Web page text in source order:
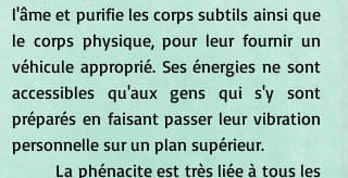
l'âme et purifie les corps subtils ainsi que
le corps physique, pour leur fournir un
véhicule approprié. Ses énergies ne sont
accessibles qu'aux gens qui s'y sont
préparés en faisant passer leur vibration
personnelle sur un plan supérieur.